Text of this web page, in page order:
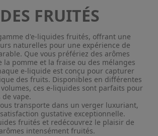
FRUITÉS
d'e-liquides fruités, offrant une
naturelles pour une expérience de
Que vous préfériez des arômes
la pomme et la fraise ou des mélanges
e-liquide est conçu pour capturer
des fruits. Disponibles en différentes
ces e-liquides sont parfaits pour
vape.
transporte dans un verger luxuriant,
gustative exceptionnelle.
fruités et redécouvrez le plaisir de
intensément fruités.